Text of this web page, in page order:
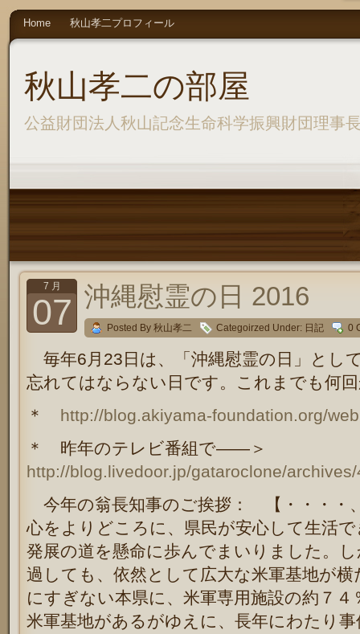
秋山孝二の部屋
公益財団法人秋山記念生命科学振興財団理事
Home 秋山孝二プロフィール
7 月
07 沖縄慰霊の日 2016
Posted By 秋山孝二 Categoirzed Under: 日記 0
毎年6月23日は、「沖縄慰霊の日」とし
忘れてはならない日です。これまでも何
＊ http://blog.akiyama-foundation.org/
＊ 昨年のテレビ番組で――＞
http://blog.livedoor.jp/gataroclone/
今年の翁長知事のご挨拶： 【・・・・
心をよりどころに、県民が安心して生活
発展の道を懸命に歩んでまいりました。
過しても、依然として広大な米軍基地が
にすぎない本県に、米軍専用施設の約７
米軍基地があるがゆえに、長年にわたり